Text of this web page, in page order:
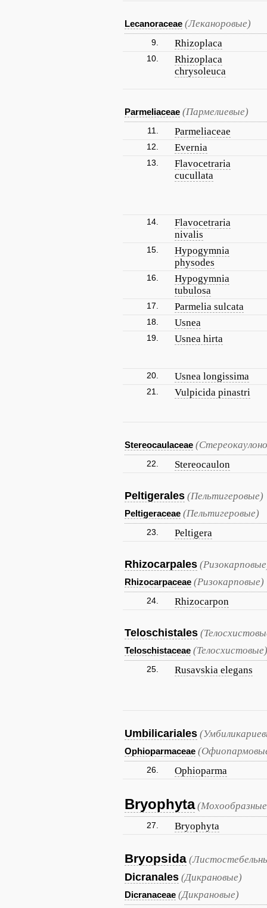
Lecanoraceae (Леканоровые)
9. Rhizoplaca
10.
Rhizoplaca
chrysoleuca
Parmeliaceae (Пармелиевые)
11. Parmeliaceae
12. Evernia
13.
Flavocetraria
cucullata
14.
Flavocetraria
nivalis
15.
Hypogymnia
physodes
16.
Hypogymnia
tubulosa
17. Parmelia sulcata
18. Usnea
19. Usnea hirta
20. Usnea longissima
21. Vulpicida pinastri
Stereocaulaceae
22. Stereocaulon
Peltigerales (Пельтигеровые)
Peltigeraceae (Пельтигеровые)
23. Peltigera
Rhizocarpales
Rhizocarpaceae (Ризокарповые)
24. Rhizocarpon
Teloschistales
Teloschistaceae (Телосхистовые)
25. Rusavskia elegans
Umbilicariales
Ophioparmaceae
26. Ophioparma
Bryophyta
27. Bryophyta
Bryopsida
Dicranales (Дикрановые)
Dicranaceae (Дикрановые)